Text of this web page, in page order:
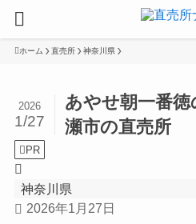
ホーム 直売所 神奈川県
あやせ朝一番
瀬市の直売所
2026
1/27
PR
神奈川県
2026年1月27日